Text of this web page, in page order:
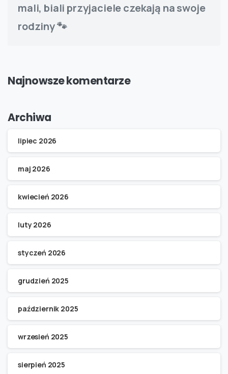
mali, biali przyjaciele czekają na swoje
rodziny 🐾
Najnowsze komentarze
Archiwa
lipiec 2026
maj 2026
kwiecień 2026
luty 2026
styczeń 2026
grudzień 2025
październik 2025
wrzesień 2025
sierpień 2025